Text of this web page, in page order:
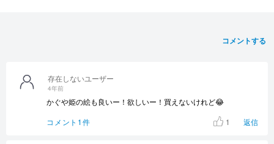
コメントする
存在しないユーザー
4年前
かぐや姫の絵も良いー！欲しいー！買えないけれど😂
コメント1件
1 返信